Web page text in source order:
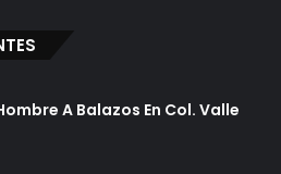
A Balazos En Col. Valle